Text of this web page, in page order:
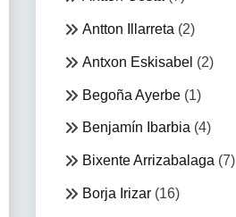
Antton Illarreta (2)
Antxon Eskisabel (2)
Begoña Ayerbe(1)
Benjamín Ibarbia (4)
Bixente Arrizabalaga (7)
Borja Irizar(16)